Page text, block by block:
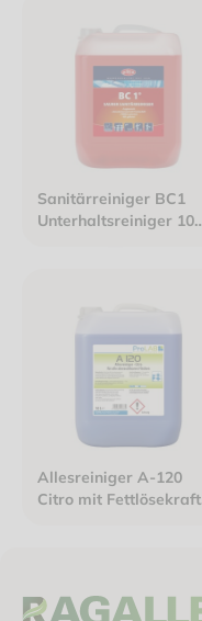
Sanitärreiniger BC1
Unterhaltsreiniger 10
Allesreiniger A-120
Citro mit Fettlösekraft